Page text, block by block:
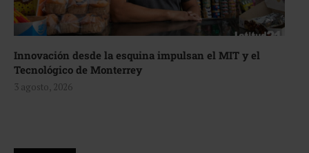
Innovación desde la esquina impulsan el MIT y el
Tecnológico de Monterrey
3 agosto, 2026